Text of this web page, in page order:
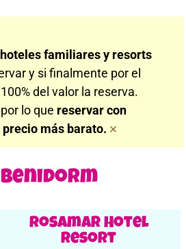
familiares y resorts
y si finalmente por el
del valor la reserva.
lo que reservar con
más barato. ×
Rosamar Hotel
Resort